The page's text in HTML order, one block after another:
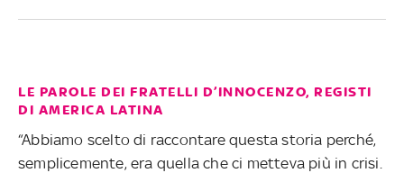
LE PAROLE DEI FRATELLI D’INNOCENZO, REGISTI
DI AMERICA LATINA
“Abbiamo scelto di raccontare questa storia perché,
semplicemente, era quella che ci metteva più in crisi.